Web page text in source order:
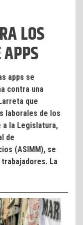
LOS
apps se
contra una
que
laborales de los
la Legislatura,
de
(ASIMM), se
La